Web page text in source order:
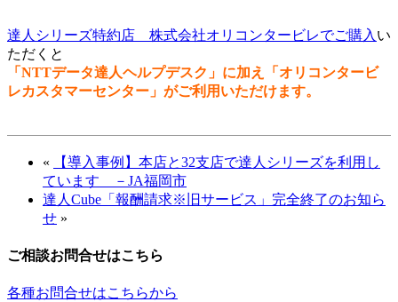
達人シリーズ特約店 株式会社オリコンタービレでご購入 い
ただくと
「NTTデータ達人ヘルプデスク」に加え「オリコンタービ
レカスタマーセンター」がご利用いただけます。
«
【導入事例】本店と32支店で達人シリーズを利用し
ています －JA福岡市
達人Cube「報酬請求※旧サービス」完全終了のお知ら
せ »
ご相談お問合せはこちら
各種お問合せはこちらから